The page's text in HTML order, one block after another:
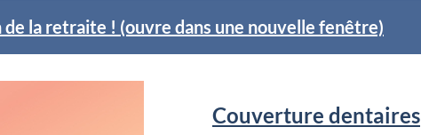
la retraite ! (ouvre dans une nouvelle fenêtre)
Couverture dentaires